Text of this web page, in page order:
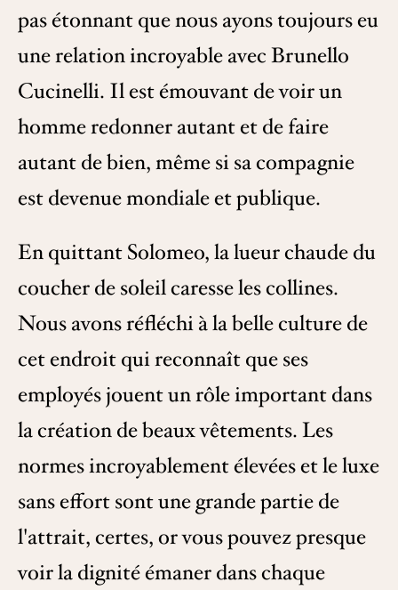
pas étonnant que nous ayons toujours eu
une relation incroyable avec Brunello
Cucinelli. Il est émouvant de voir un
homme redonner autant et de faire
autant de bien, même si sa compagnie
est devenue mondiale et publique.
En quittant Solomeo, la lueur chaude du
coucher de soleil caresse les collines.
Nous avons réfléchi à la belle culture de
cet endroit qui reconnaît que ses
employés jouent un rôle important dans
la création de beaux vêtements. Les
normes incroyablement élevées et le luxe
sans effort sont une grande partie de
l'attrait, certes, or vous pouvez presque
voir la dignité émaner dans chaque